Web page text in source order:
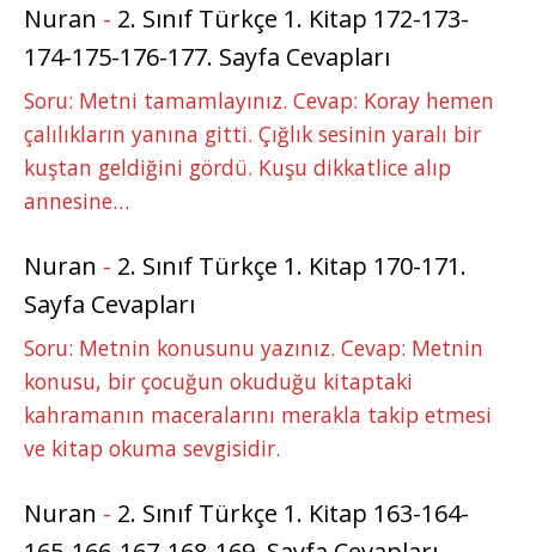
Nuran - 2. Sınıf Türkçe 1. Kitap 172-173-
174-175-176-177. Sayfa Cevapları
Soru: Metni tamamlayınız. Cevap: Koray hemen
çalılıkların yanına gitti. Çığlık sesinin yaralı bir
kuştan geldiğini gördü. Kuşu dikkatlice alıp
annesine…
Nuran - 2. Sınıf Türkçe 1. Kitap 170-171.
Sayfa Cevapları
Soru: Metnin konusunu yazınız. Cevap: Metnin
konusu, bir çocuğun okuduğu kitaptaki
kahramanın maceralarını merakla takip etmesi
ve kitap okuma sevgisidir.
Nuran - 2. Sınıf Türkçe 1. Kitap 163-164-